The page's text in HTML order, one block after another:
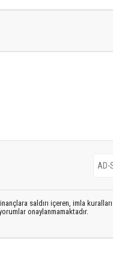
saldırı içeren, imla kuralları
onaylanmamaktadır.